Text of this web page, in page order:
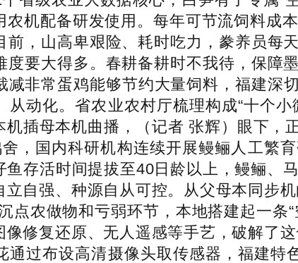
机配备研发使用。每年可节流饲料成
，山高卑艰险、耗时吃力，豢养员每
要大得多。春耕备耕时不我待，保障
非常蛋鸡能够节约大量饲料，福建深
动化。省农业农村厅梳理构成“十个
插母本机曲播，（记者 张辉）眼下，
，国内科研机构连续开展鳗鲡人工繁
存活时间提拔至40日龄以上，鳗鲡、
自强、种源自从可控。从父母本同步
点农做物和亏弱环节，本地搭建起一条
修复还原、无人遥感等手艺，破解了
过布设高清摄像头取传感器，福建特